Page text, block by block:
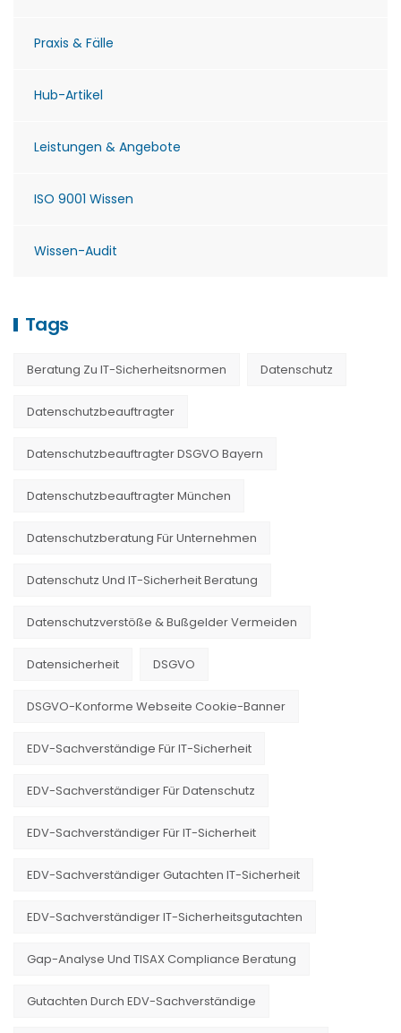
Praxis & Fälle
Hub-Artikel
Leistungen & Angebote
ISO 9001 Wissen
Wissen-Audit
Tags
Beratung Zu IT-Sicherheitsnormen Datenschutz
Datenschutzbeauftragter
Datenschutzbeauftragter DSGVO Bayern
Datenschutzbeauftragter München
Datenschutzberatung Für Unternehmen
Datenschutz Und IT-Sicherheit Beratung
Datenschutzverstöße & Bußgelder Vermeiden
Datensicherheit DSGVO
DSGVO-Konforme Webseite Cookie-Banner
EDV-Sachverständige Für IT-Sicherheit
EDV-Sachverständiger Für Datenschutz
EDV-Sachverständiger Für IT-Sicherheit
EDV-Sachverständiger Gutachten IT-Sicherheit
EDV-Sachverständiger IT-Sicherheitsgutachten
Gap-Analyse Und TISAX Compliance Beratung
Gutachten Durch EDV-Sachverständige